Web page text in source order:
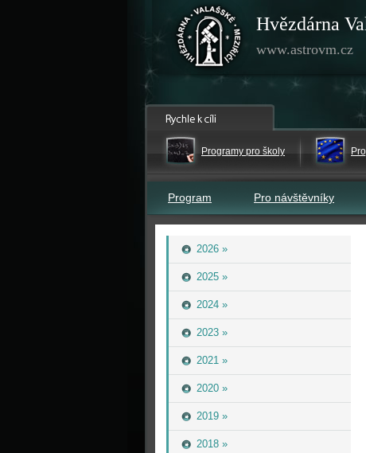
Hvězdárna
www.astrovm.cz
Programy pro školy
Program Pro návštěvníky
2026 »
2025 »
2024 »
2023 »
2021 »
2020 »
2019 »
2018 »